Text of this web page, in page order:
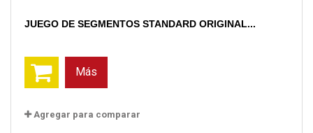
JUEGO DE SEGMENTOS STANDARD ORIGINAL...
Más
Agregar para comparar